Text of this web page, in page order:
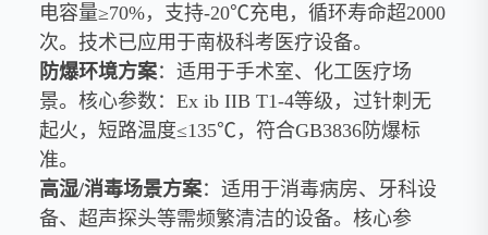
电容量≥70%，支持-20℃充电，循环寿命超2000
次。技术已应用于南极科考医疗设备。
防爆环境方案：适用于手术室、化工医疗场
景。核心参数：Ex ib IIB T1-4等级，过针刺无
起火，短路温度≤135℃，符合GB3836防爆标
准。
高湿/消毒场景方案：适用于消毒病房、牙科设
备、超声探头等需频繁清洁的设备。核心参